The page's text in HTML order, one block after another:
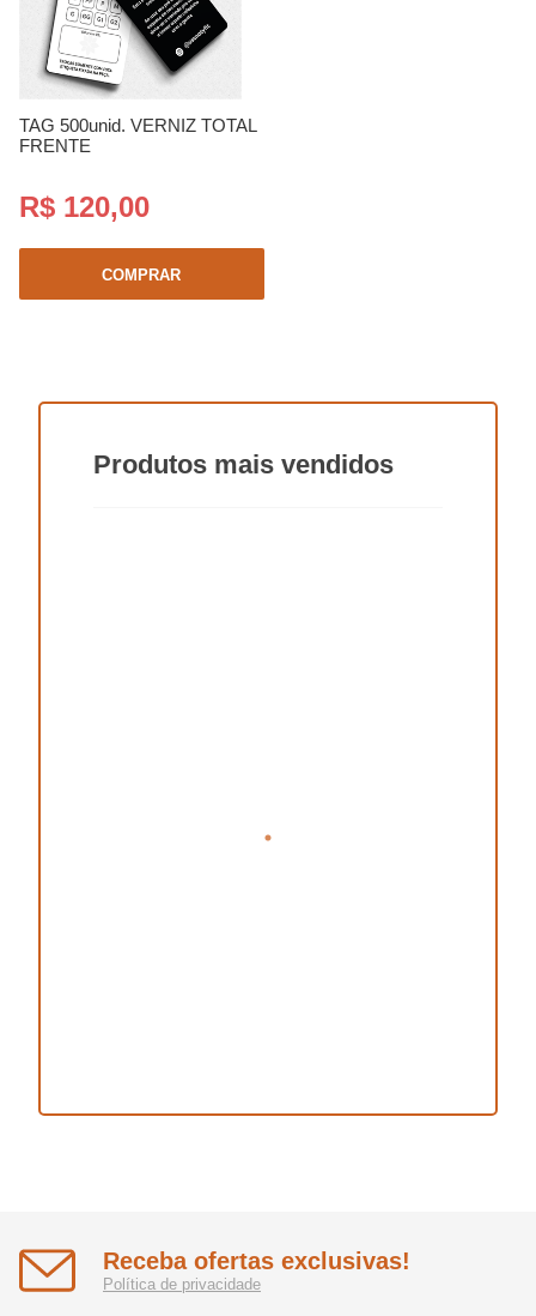
TAG 500unid. VERNIZ TOTAL
FRENTE
R$ 120,00
COMPRAR
Produtos mais vendidos
Receba ofertas exclusivas!
Política de privacidade